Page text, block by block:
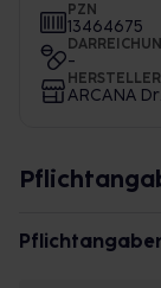
PZN
13464675
-
HERSTELLER
ARCANA